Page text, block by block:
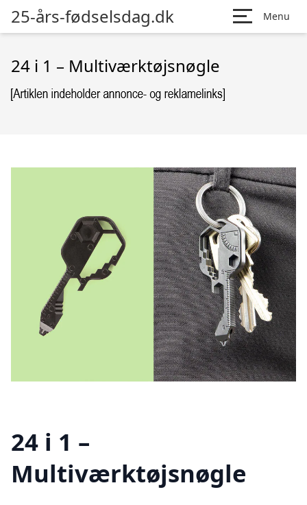
25-års-fødselsdag.dk Menu
24 i 1 – Multiværktøjsnøgle
24 i 1 –
Multiværktøjsnøgle